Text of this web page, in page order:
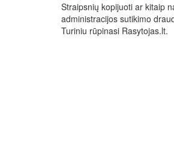
Straipsnių kopijuoti ar kitaip
administracijos sutikimo
Turiniu rūpinasi Rasytojas.lt.